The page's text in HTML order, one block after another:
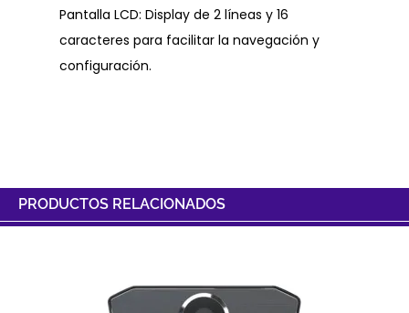
Pantalla LCD: Display de 2 líneas y 16
caracteres para facilitar la navegación y
configuración.
PRODUCTOS RELACIONADOS